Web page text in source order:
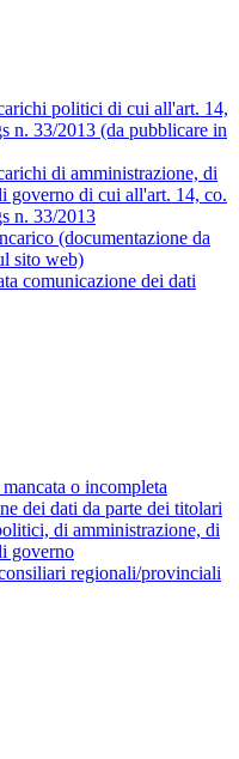
politici di cui all'art. 14,
n. 33/2013 (da pubblicare in
di amministrazione, di
governo di cui all'art. 14, co.
n. 33/2013
(documentazione da
sito web)
comunicazione dei dati
o incompleta
dei dati da parte dei titolari
di amministrazione, di
governo
regionali/provinciali